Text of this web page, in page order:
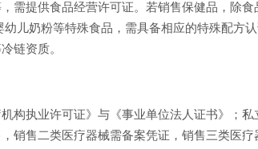
需提供食品经营许可证。若销售保健品，除食
儿奶粉等特殊食品，需具备相应的特殊配方
链资质。
构执业许可证》与《事业单位法人证书》；私
销售二类医疗器械需备案凭证，销售三类医疗